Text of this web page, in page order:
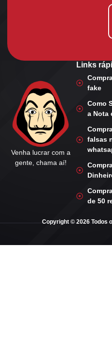
Venha lucrar com a
gente, chama aí!
Links
fake
Como
a Nota
falsas
de 50
Copyright © 2026 Todos